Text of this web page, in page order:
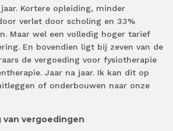
Kortere opleiding, minder
verlet door scholing en 33%
Maar wel een volledig hoger tarief
En bovendien ligt bij zeven van de
de vergoeding voor fysiotherapie
Jaar na jaar. Ik kan dit op
of onderbouwen naar onze
vergoedingen